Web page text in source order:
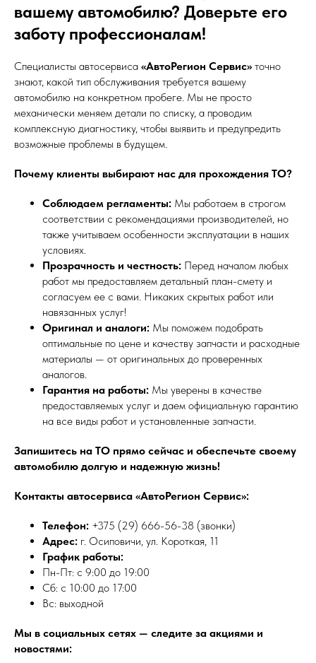
вашему автомобилю? Доверьте его
заботу профессионалам!
Специалисты автосервиса «АвтоРегион Сервис» точно
знают, какой тип обслуживания требуется вашему
автомобилю на конкретном пробеге. Мы не просто
механически меняем детали по списку, а проводим
комплексную диагностику, чтобы выявить и предупредить
возможные проблемы в будущем.
Почему клиенты выбирают нас для прохождения ТО?
Соблюдаем регламенты: Мы работаем в строгом
соответствии с рекомендациями производителей, но
также учитываем особенности эксплуатации в наших
условиях.
Прозрачность и честность: Перед началом любых
работ мы предоставляем детальный план-смету и
согласуем ее с вами. Никаких скрытых работ или
навязанных услуг!
Оригинал и аналоги: Мы поможем подобрать
оптимальные по цене и качеству запчасти и расходные
материалы — от оригинальных до проверенных
аналогов.
Гарантия на работы: Мы уверены в качестве
предоставляемых услуг и даем официальную гарантию
на все виды работ и установленные запчасти.
Запишитесь на ТО прямо сейчас и обеспечьте своему
автомобилю долгую и надежную жизнь!
Контакты автосервиса «АвтоРегион Сервис»:
Телефон: +375 (29) 666-56-38 (звонки)
Адрес: г. Осиповичи, ул. Короткая, 11
График работы:
Пн-Пт: с 9:00 до 19:00
Сб: с 10:00 до 17:00
Вс: выходной
Мы в социальных сетях — следите за акциями и
новостями: